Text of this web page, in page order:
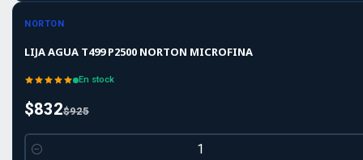
-10%OFF
NORTON
LIJA AGUA T499 P2500 NORTON MICROFINA
En stock
$832$925